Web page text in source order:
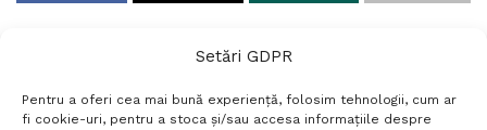
Setări GDPR
Pentru a oferi cea mai bună experiență, folosim tehnologii, cum ar
fi cookie-uri, pentru a stoca și/sau accesa informațiile despre